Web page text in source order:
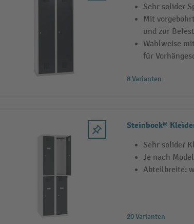
Sehr solider
Mit
und zur
Wahlweise
für
8 Varianten
Steinbock®
Sehr solider
Je nach
Abteilbreite:
20 Varianten